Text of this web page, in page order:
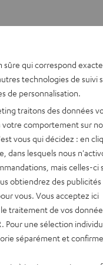
chanteur lui-même
à ce sujet. La
sûre qui correspond
technologies de suivi
de personnalisation.
traitons des données
votre comportement sur
vous qui décidez : en
dans lesquels nous
mais celles-ci
obtiendrez des publicités
vous. Vous acceptez ici
traitement de vos
Pour une sélection
séparément et